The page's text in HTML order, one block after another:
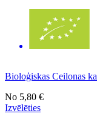
Bioloģiskas Ceilonas
No 5,80 €
Izvēlēties